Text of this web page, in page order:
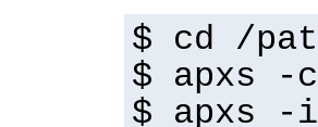
$ cd /
$ apxs -
$ apxs -